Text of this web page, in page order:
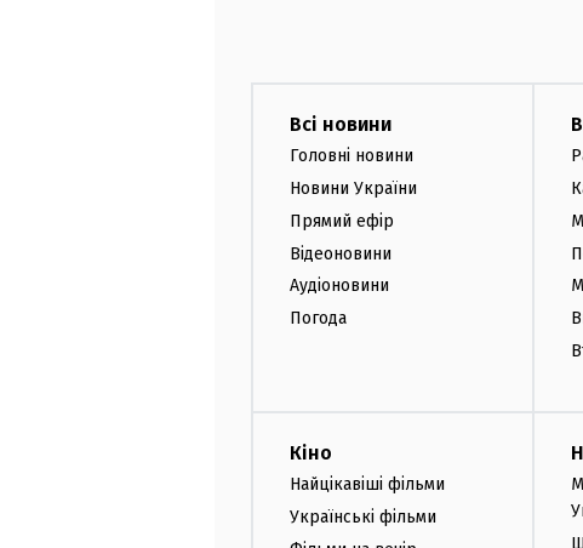
Всі новини
Головні новини
Новини України
Прямий ефір
Відеоновини
Аудіоновини
Погода
Кіно
Найцікавіші фільми
Українські фільми